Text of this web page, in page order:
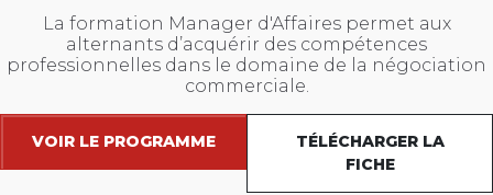
La formation Manager d'Affaires permet aux
alternants d’acquérir des compétences
professionnelles dans le domaine de la négociation
commerciale.
VOIR LE PROGRAMME
TÉLÉCHARGER LA
FICHE